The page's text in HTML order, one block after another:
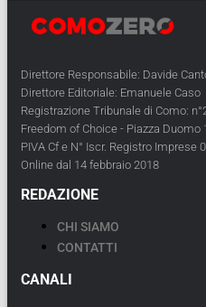
Direttore Responsabile: Davide
Direttore Editoriale: Emanuele Caso
Registrazione Tribunale di Como:
Freedom of Choice - Piazza Duomo
PIVA Cf e N° Iscr. Registro Imprese
Online dal 14 febbraio 2018
REDAZIONE
CHI SIAMO
CONTATTI
CANALI